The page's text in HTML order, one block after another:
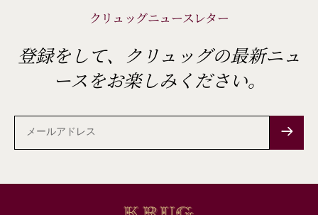
クリュッグニュースレター
登録をして、クリュッグの最新ニュ
ースをお楽しみください。
メ
ー
ル
ア
ド